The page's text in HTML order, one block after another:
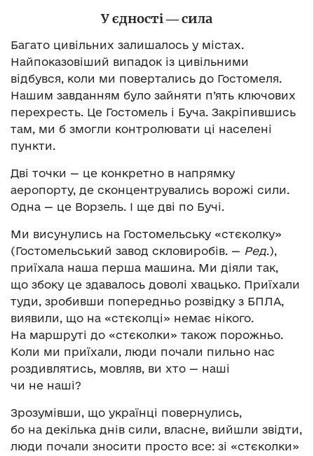
У єдності ― сила
Багато цивільних залишалось у містах.
Найпоказовіший випадок із цивільними
відбувся, коли ми повертались до Гостомеля.
Нашим завданням було зайняти п’ять ключових
перехресть. Це Гостомель і Буча. Закріпившись
там, ми б змогли контролювати ці населені
пункти.
Дві точки — це конкретно в напрямку
аеропорту, де сконцентрувались ворожі сили.
Одна — це Ворзель. І ще дві по Бучі.
Ми висунулись на Гостомельську «стєколку»
(Гостомельський завод скловиробів. — Ред.),
приїхала наша перша машина. Ми діяли так,
що збоку це здавалось доволі хвацько. Приїхали
туди, зробивши попередньо розвідку з БПЛА,
виявили, що на «стєколці» немає нікого.
На маршруті до «стєколки» також порожньо.
Коли ми приїхали, люди почали пильно нас
роздивлятись, мовляв, ви хто — наші
чи не наші?
Зрозумівши, що українці повернулись,
бо на декілька днів сили, власне, вийшли звідти,
люди почали зносити просто все: зі «стєколки»